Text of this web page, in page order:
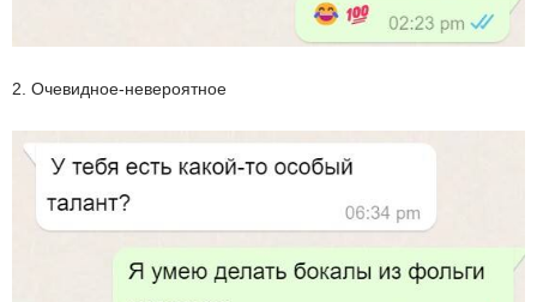
2. Очевидное-невероятное